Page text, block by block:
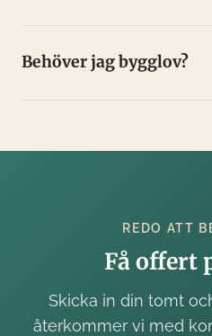
Behöver jag bygglov?
REDO ATT
Få offert
Skicka in din tomt
återkommer vi med